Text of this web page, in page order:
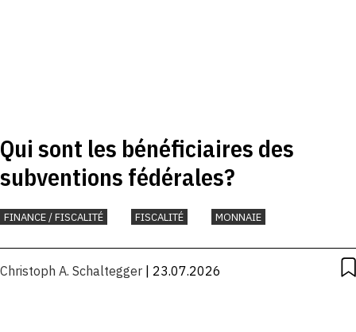
Qui sont les bénéficiaires des
subventions fédérales?
FINANCE / FISCALITÉ FISCALITÉ MONNAIE
Christoph A. Schaltegger | 23.07.2026